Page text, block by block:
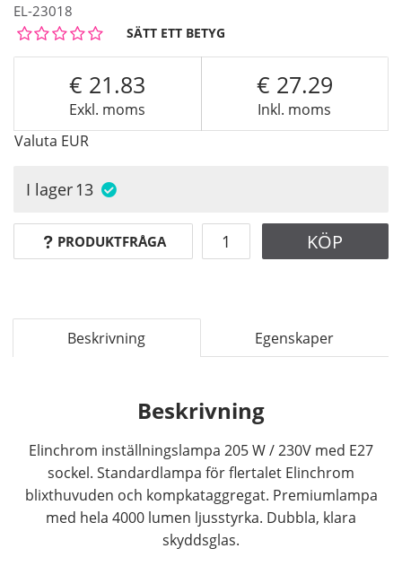
EL-23018
SÄTT ETT BETYG
Exkl. moms
21.83
Inkl. moms
27.29
Valuta EUR
I lager 13
PRODUKTFRÅGA KÖP
Beskrivning Egenskaper
Beskrivning
Elinchrom inställningslampa 205 W / 230V med E27
sockel. Standardlampa för flertalet Elinchrom
blixthuvuden och kompkataggregat. Premiumlampa
med hela 4000 lumen ljusstyrka. Dubbla, klara
skyddsglas.